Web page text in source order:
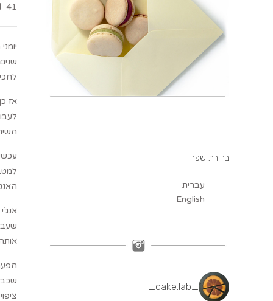
41
אז
בחירת שפה
עברית
English
_cake.lab_